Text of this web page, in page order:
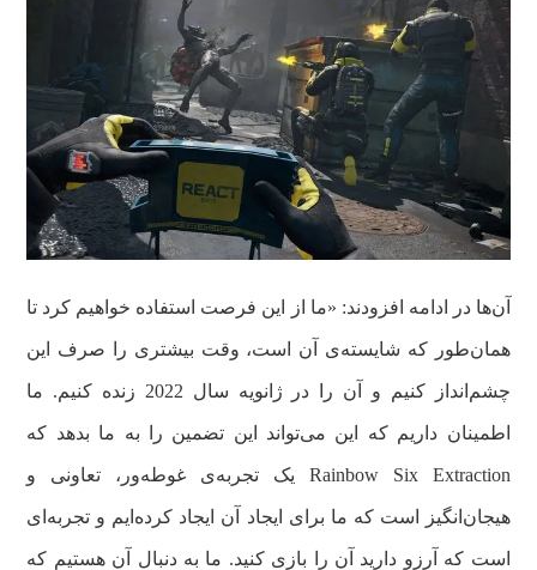
آن‌ها در ادامه افزودند: «ما از این فرصت استفاده خواهیم کرد تا
همان‌طور که شایسته‌ی آن است، وقت بیشتری را صرف این
چشم‌انداز کنیم و آن را در ژانویه‌ سال 2022 زنده کنیم. ما
اطمینان داریم که این می‌تواند این تضمین را به ما بدهد که
Rainbow Six Extraction یک تجربه‌ی غوطه‌ور، تعاونی و
هیجان‌انگیز است که ما برای ایجاد آن ایجاد کرده‌ایم و تجربه‌ای
است که آرزو دارید آن را بازی کنید. ما به دنبال آن هستیم که